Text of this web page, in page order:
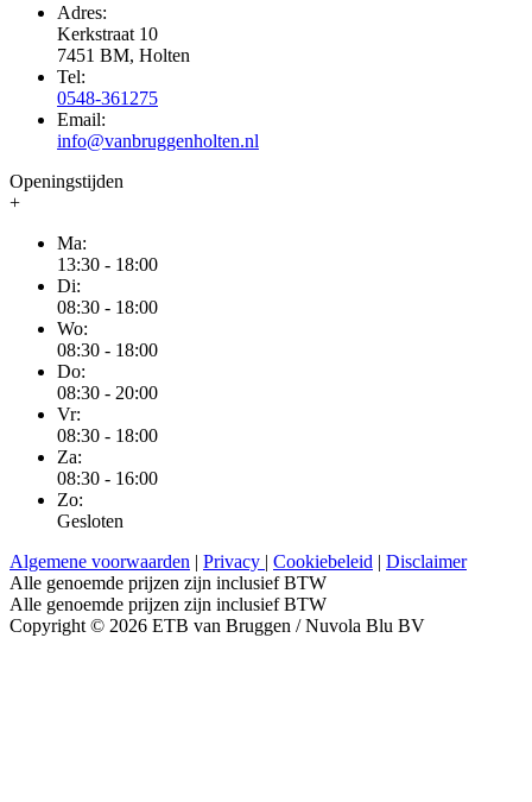
Adres:
Kerkstraat 10
7451 BM, Holten
Tel:
0548-361275
Email:
info@vanbruggenholten.nl
Openingstijden
+
Ma:
13:30 - 18:00
Di:
08:30 - 18:00
Wo:
08:30 - 18:00
Do:
08:30 - 20:00
Vr:
08:30 - 18:00
Za:
08:30 - 16:00
Zo:
Gesloten
Algemene voorwaarden | Privacy | Cookiebeleid | Disclaimer
Alle genoemde prijzen zijn inclusief BTW
Alle genoemde prijzen zijn inclusief BTW
Copyright © 2026 ETB van Bruggen / Nuvola Blu BV